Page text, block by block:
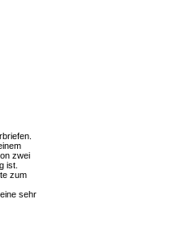
zwei
ist.
zum
sehr